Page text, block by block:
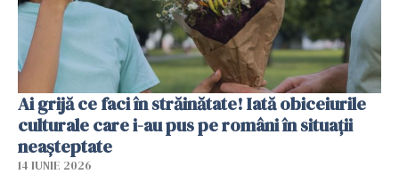
Ai grijă ce faci în străinătate! Iată obiceiurile
culturale care i-au pus pe români în situații
neașteptate
14 IUNIE 2026